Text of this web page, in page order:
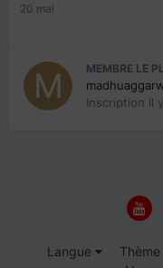
20 mai
MEMBRE LE
Inscription il
Langue Thème